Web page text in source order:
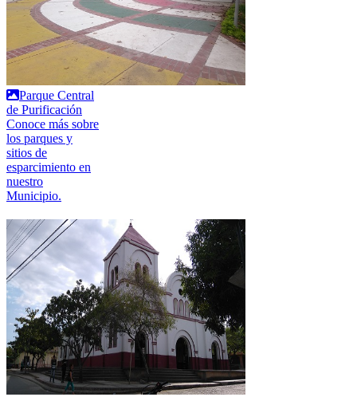
Parque Central
de Purificación
Conoce más sobre
los parques y
sitios de
esparcimiento en
nuestro
Municipio.